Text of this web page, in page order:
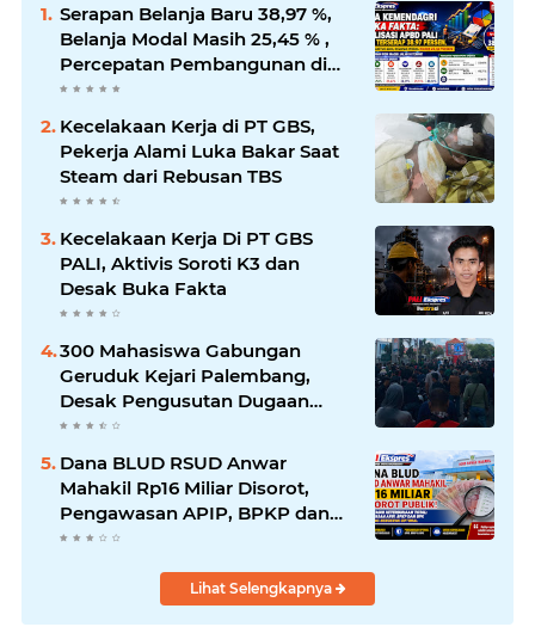
Serapan Belanja Baru 38,97 %,
Belanja Modal Masih 25,45 % ,
Percepatan Pembangunan di
PALI Dipertanyakan
Kecelakaan Kerja di PT GBS,
Pekerja Alami Luka Bakar Saat
Steam dari Rebusan TBS
Kecelakaan Kerja Di PT GBS
PALI, Aktivis Soroti K3 dan
Desak Buka Fakta
300 Mahasiswa Gabungan
Geruduk Kejari Palembang,
Desak Pengusutan Dugaan
Korupsi Tanpa Tebang Pilih
Dana BLUD RSUD Anwar
Mahakil Rp16 Miliar Disorot,
Pengawasan APIP, BPKP dan
BPK Harus Bergerak Optimal
Lihat Selengkapnya